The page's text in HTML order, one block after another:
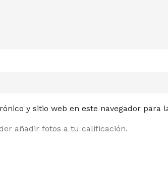
y sitio web en este navegador para
añadir fotos a tu calificación.